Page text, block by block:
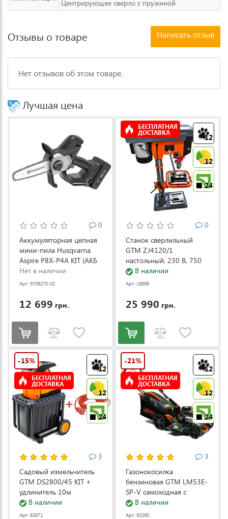
Центрирующее сверло с пружиной
Отзывы о товаре Написать отзыв
Нет отзывов об этом товаре.
Лучшая цена
0
Аккумуляторная цепная
мини-пила Husqvarna
Aspire P8X-P4A KIT (АКБ
и ЗУ) (9708275-02)
Нет в наличии
Арт: 9708275-02
12 699 грн.
12
12
24
БЕСПЛАТНАЯ
ДОСТАВКА
0
Станок сверлильный
GTM ZJ4120/1
настольный, 230 В, 750
Вт (ZJ4120/1)
В наличии
Арт: 18686
25 990 грн.
12
12
24
-15%
БЕСПЛАТНАЯ
ДОСТАВКА
3
Садовый измельчитель
GTM DS2800/45 KIT +
удлинитель 10м
(DS2800/45_KIT+ext.cord)
В наличии
Арт: 83871
12
12
24
-21%
БЕСПЛАТНАЯ
ДОСТАВКА
3
Газонокосилка
бензиновая GTM LM53E-
SP-V самоходная с
электростартером и
регулировкой скорости
В наличии
Арт: 83280